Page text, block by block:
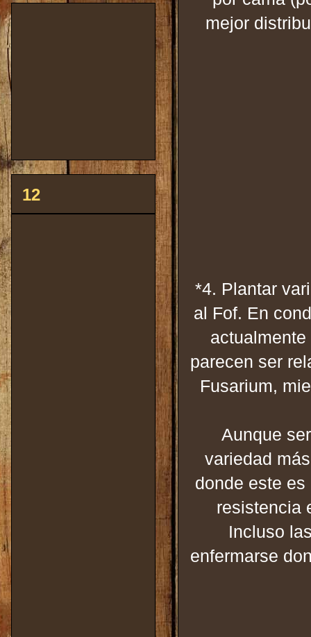
mejor
*4. Plantar
al Fof. En
actualmente
parecen ser
Fusarium,
Aunque
variedad
donde este
resistencia
Incluso
enfermarse
12